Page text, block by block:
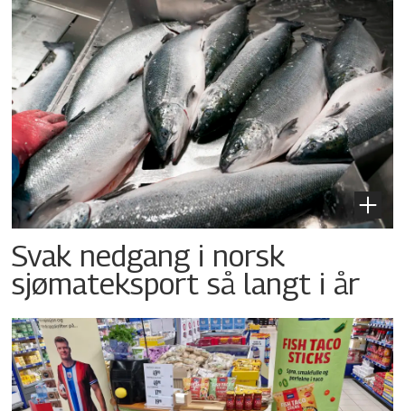
Svak nedgang i norsk
sjømateksport så langt i år